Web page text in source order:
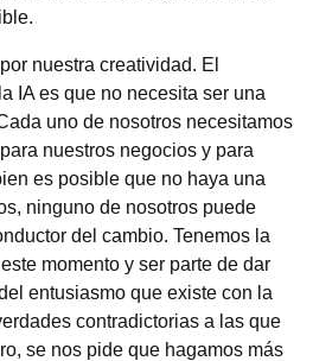
nuestra creatividad. El
IA es que no necesita ser una
uno de nosotros necesitamos
nuestros negocios y para
es posible que no haya una
ninguno de nosotros puede
del cambio. Tenemos la
momento y ser parte de dar
entusiasmo que existe con la
contradictorias a las que
se nos pide que hagamos más